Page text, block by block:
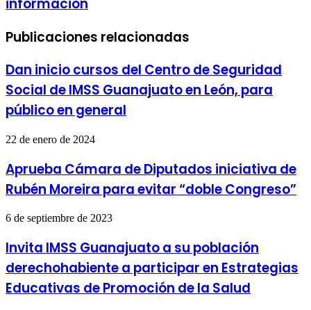
Publicaciones relacionadas
Dan inicio cursos del Centro de Seguridad
Social de IMSS Guanajuato en León, para
público en general
22 de enero de 2024
Aprueba Cámara de Diputados iniciativa de
Rubén Moreira para evitar “doble Congreso”
6 de septiembre de 2023
Invita IMSS Guanajuato a su población
derechohabiente a participar en Estrategias
Educativas de Promoción de la Salud